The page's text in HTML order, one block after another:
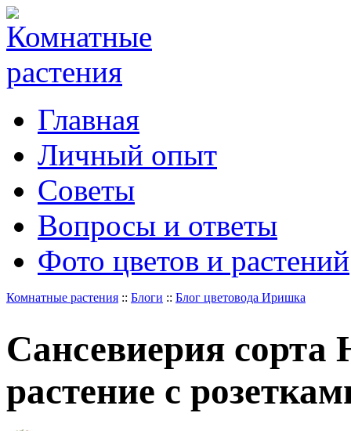
Главная
Личный опыт
Советы
Вопросы и ответы
Фото цветов и растений
Комнатные растения :: Блоги :: Блог цветовода Иришка
Сансевиерия
растение с